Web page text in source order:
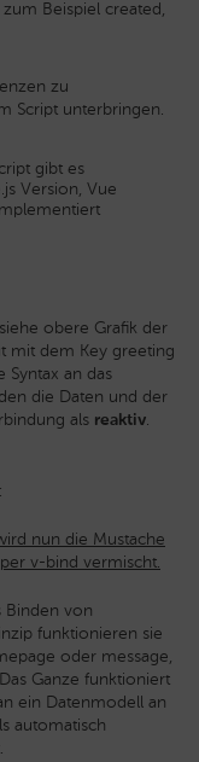
Beispiel created,
zu
Script unterbringen.
gibt es
Version, Vue
obere Grafik der
mit dem Key greeting
Syntax an das
die Daten und der
als reaktiv.
Binden von
funktionieren sie
oder message,
Ganze funktioniert
ein Datenmodell an
automatisch